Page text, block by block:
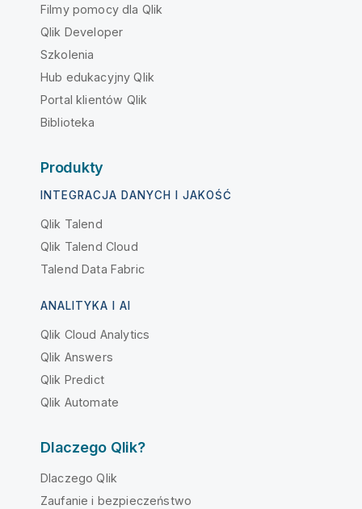
Filmy pomocy dla Qlik
Qlik Developer
Szkolenia
Hub edukacyjny Qlik
Portal klientów Qlik
Biblioteka
Produkty
INTEGRACJA DANYCH I JAKOŚĆ
Qlik Talend
Qlik Talend Cloud
Talend Data Fabric
ANALITYKA I AI
Qlik Cloud Analytics
Qlik Answers
Qlik Predict
Qlik Automate
Dlaczego Qlik?
Dlaczego Qlik
Zaufanie i bezpieczeństwo